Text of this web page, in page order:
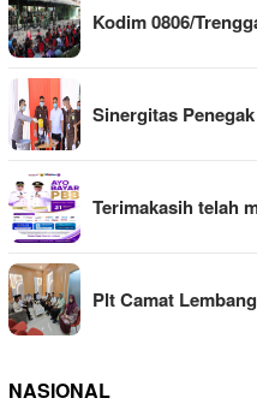
Kodim 0806/
Sinergitas
Terimakasih telah
Plt Camat
NASIONAL